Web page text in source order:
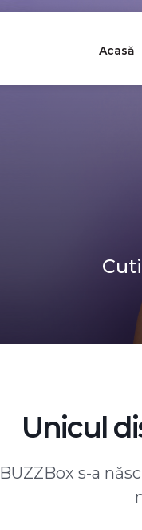
Acasă
Unicul
BUZZBox s-a